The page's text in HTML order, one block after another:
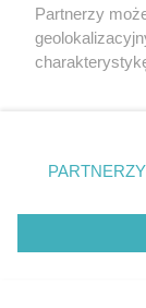
od lat
Partnerzy
zmienić/
znajdujący
rodzaje
użytkownika,
przetwarzaniu.
PARTNERZY